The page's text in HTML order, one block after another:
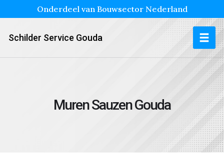
Onderdeel van Bouwsector Nederland
Schilder Service Gouda
Muren Sauzen Gouda